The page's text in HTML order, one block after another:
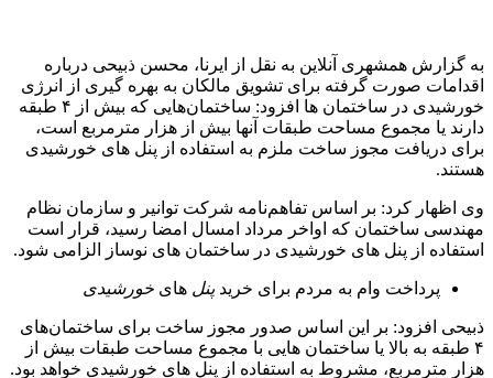
به گزارش همشهری آنلاین به نقل از ایرنا، محسن ذبیحی درباره
اقدامات صورت گرفته برای تشویق مالکان به بهره گیری از انرژی
خورشیدی در ساختمان ها افزود: ساختمان‌هایی که بیش از ۴ طبقه
دارند یا مجموع مساحت طبقات آنها بیش از هزار مترمربع است،
برای دریافت مجوز ساخت ملزم به استفاده از پنل های خورشیدی
هستند.
وی اظهار کرد: بر اساس تفاهم‌نامه شرکت توانیر و سازمان نظام
مهندسی ساختمان که اواخر مرداد امسال امضا رسید، قرار است
استفاده از پنل های خورشیدی در ساختمان های نوساز الزامی شود.
پرداخت وام به مردم برای خریدپنل‌ های خورشیدی
ذبیحی افزود: بر این اساس صدور مجوز ساخت برای ساختمان‌های
۴ طبقه به بالا یا ساختمان هایی با مجموع مساحت طبقات بیش از
هزار مترمربع، مشروط به استفاده از پنل های خورشیدی خواهد بود.